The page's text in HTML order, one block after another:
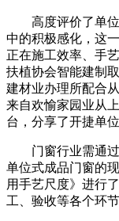
高度评价了单位
中的积极感化，这
正在施工效率、手
扶植协会智能建制
建材业办理所配合
来自欢愉家园业从
台，分享了开捷单
门窗行业需通过
单位式成品门窗的
用手艺尺度》进行
工、验收等各个环